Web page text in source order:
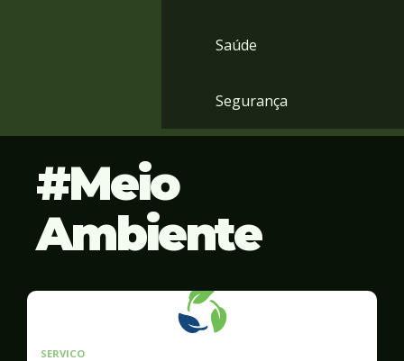
Saúde
Segurança
Meio
Ambiente
SERVICO